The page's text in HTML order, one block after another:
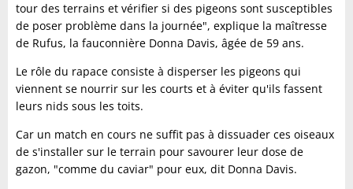
tour des terrains et vérifier si des pigeons sont susceptibles
de poser problème dans la journée", explique la maîtresse
de Rufus, la fauconnière Donna Davis, âgée de 59 ans.
Le rôle du rapace consiste à disperser les pigeons qui
viennent se nourrir sur les courts et à éviter qu'ils fassent
leurs nids sous les toits.
Car un match en cours ne suffit pas à dissuader ces oiseaux
de s'installer sur le terrain pour savourer leur dose de
gazon, "comme du caviar" pour eux, dit Donna Davis.